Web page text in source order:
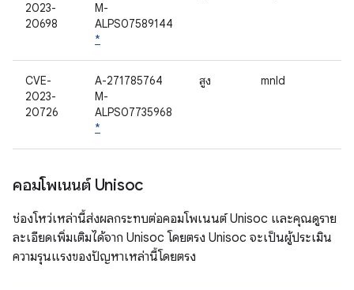
2023-
20698
M-
ALPS07589144
*
CVE-
2023-
20726
A-271785764
M-
ALPS07735968
*
สูง mnld
คอมโพเนนต์ Unisoc
ช่องโหว่เหล่านี้ส่งผลกระทบต่อคอมโพเนนต์ Unisoc และคุณดูราย
ละเอียดเพิ่มเติมได้จาก Unisoc โดยตรง Unisoc จะเป็นผู้ประเมิน
ความรุนแรงของปัญหาเหล่านี้โดยตรง